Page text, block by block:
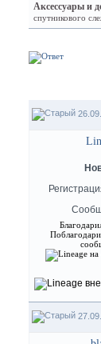
Аксессуары и
спутникового